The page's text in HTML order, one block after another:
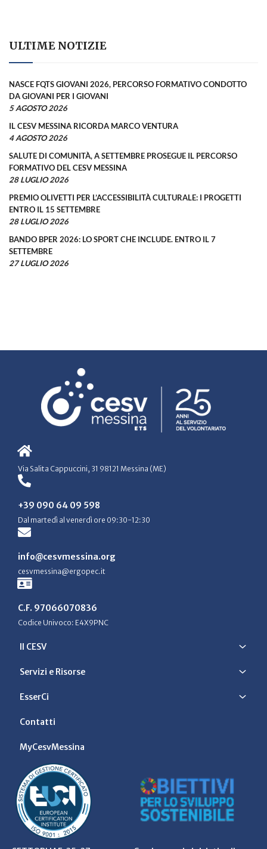
ULTIME NOTIZIE
NASCE FQTS GIOVANI 2026, PERCORSO FORMATIVO CONDOTTO
DA GIOVANI PER I GIOVANI
5 AGOSTO 2026
IL CESV MESSINA RICORDA MARCO VENTURA
4 AGOSTO 2026
SALUTE DI COMUNITÀ, A SETTEMBRE PROSEGUE IL PERCORSO
FORMATIVO DEL CESV MESSINA
28 LUGLIO 2026
PREMIO OLIVETTI PER L’ACCESSIBILITÀ CULTURALE: I PROGETTI
ENTRO IL 15 SETTEMBRE
28 LUGLIO 2026
BANDO BPER 2026: LO SPORT CHE INCLUDE. ENTRO IL 7
SETTEMBRE
27 LUGLIO 2026
Via Salita Cappuccini, 31 98121 Messina (ME)
+39 090 64 09 598
Dal martedì al venerdì ore 09:30-12:30
info@cesvmessina.org
cesvmessina@ergopec.it
C.F. 97066070836
Codice Univoco: E4X9PNC
Il CESV
Servizi e Risorse
EsserCi
Contatti
MyCesvMessina